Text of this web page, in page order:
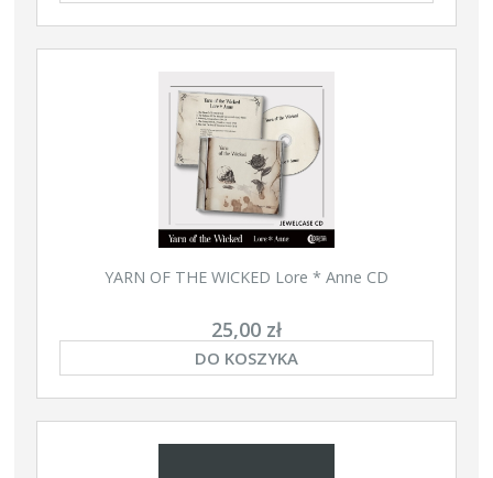
YARN OF THE WICKED Lore * Anne CD
25,00 zł
DO KOSZYKA